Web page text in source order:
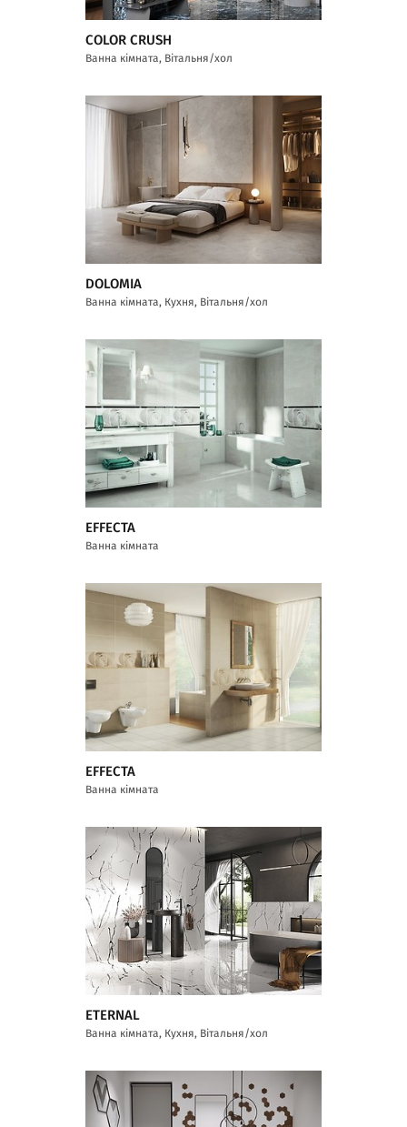
COLOR CRUSH
Ванна кімната, Вітальня/хол
DOLOMIA
Ванна кімната, Кухня, Вітальня/хол
EFFECTA
Ванна кімната
EFFECTA
Ванна кімната
ETERNAL
Ванна кімната, Кухня, Вітальня/хол